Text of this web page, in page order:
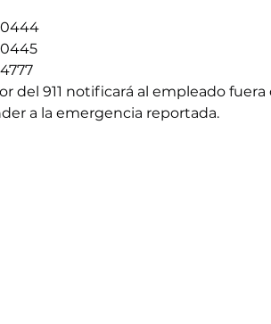
0444
del 911 notificará al empleado
a la emergencia reportada.